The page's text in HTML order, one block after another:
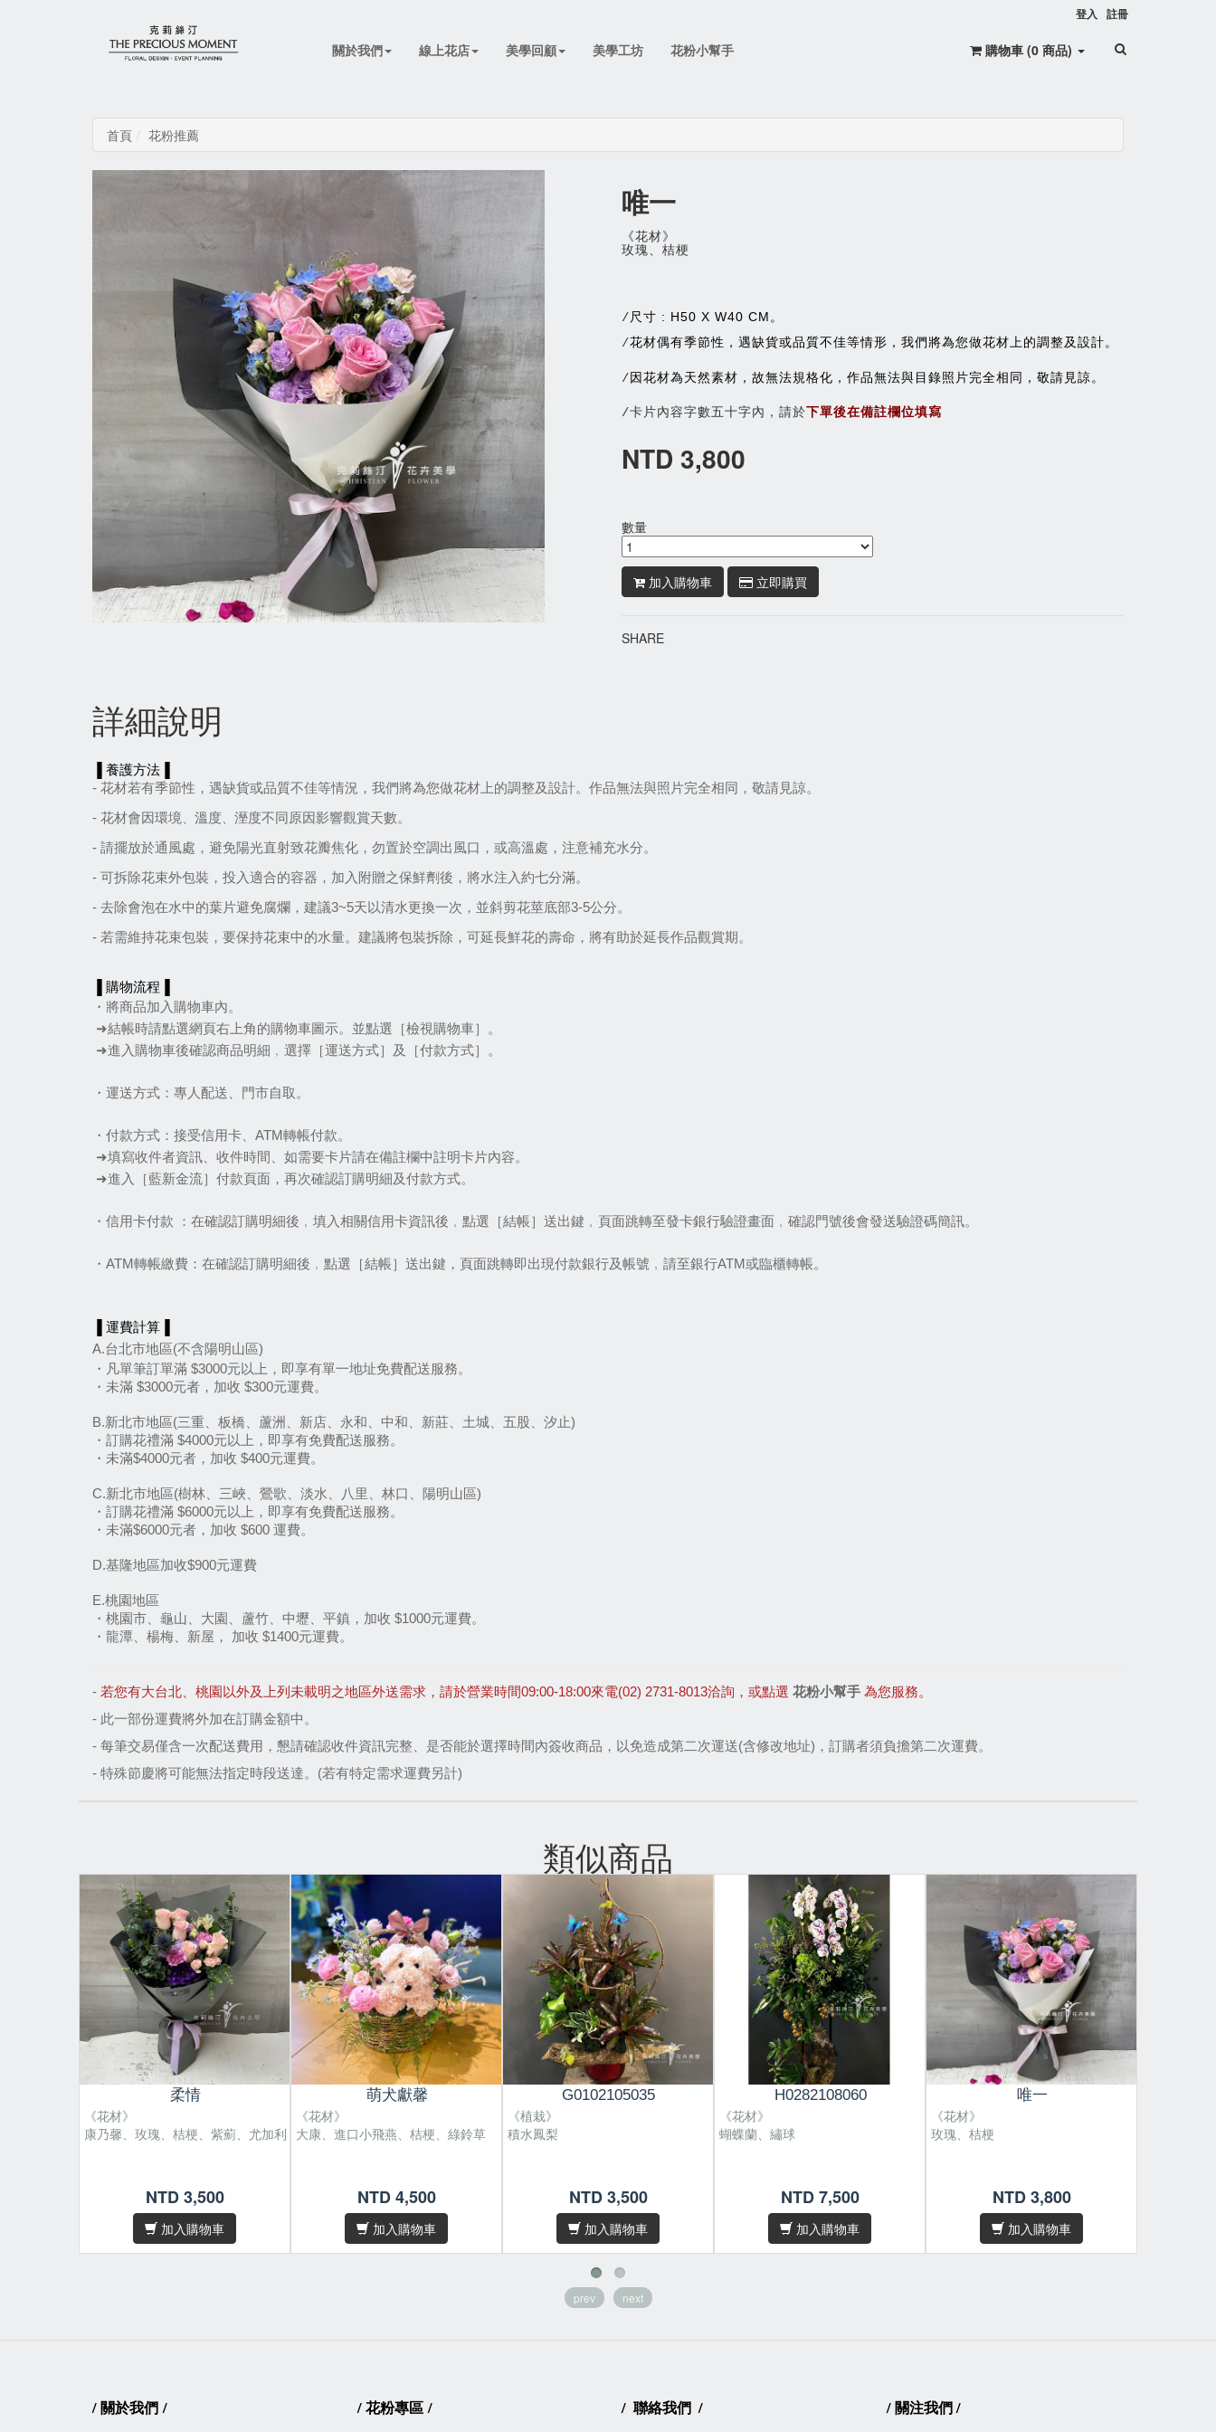
登入 註冊
關於我們 線上花店 美學回顧 美學工坊 花粉小幫手 購物車 (0 商品)
首頁 花粉推薦
唯一
《花材》
玫瑰、桔梗
/尺寸 : H50 X W40 CM。
/花材偶有季節性，遇缺貨或品質不佳等情形，我們將為您做花材上的調整及設計。
/因花材為天然素材，故無法規格化，作品無法與目錄照片完全相同，敬請見諒。
/卡片內容字數五十字內，請於下單後在備註欄位填寫
NTD 3,800
數量
加入購物車 立即購買
SHARE
詳細說明
▐ 養護方法▐
- 花材若有季節性，遇缺貨或品質不佳等情況，我們將為您做花材上的調整及設計。作品無法與照片完全相同，敬請見諒。
- 花材會因環境 溫度 溼度不同原因影響觀賞天數。
- 請擺放於通風處，避免陽光直射致花瓣焦化，勿置於空調出風口，或高溫處，注意補充水分。
- 可拆除花束外包裝，投入適合的容器，加入附贈之保鮮劑後，將水注入約七分滿。
- 去除會泡在水中的葉片避免腐爛，建議3~5天以清水更換一次，並斜剪花莖底部3-5公分。
- 若需維持花束包裝，要保持花束中的水量。建議將包裝拆除，可延長鮮花的壽命，將有助於延長作品觀賞期。
▐ 購物流程▐
・將商品加入購物車內。
➜結帳時請點選網頁右上角的購物車圖示。並點選［檢視購物車］。
➜進入購物車後確認商品明細﹐選擇［運送方式］及［付款方式］。
・運送方式：專人配送、門市自取。
・付款方式：接受信用卡、ATM轉帳付款。
➜填寫收件者資訊、收件時間、如需要卡片請在備註欄中註明卡片內容。
➜進入［藍新金流］付款頁面，再次確認訂購明細及付款方式。
・信用卡付款 ：在確認訂購明細後﹐填入相關信用卡資訊後﹐點選［結帳］送出鍵﹐頁面跳轉至發卡銀行驗證畫面﹐確認門號後會發送驗證碼簡訊。
・ATM轉帳繳費：在確認訂購明細後﹐點選［結帳］送出鍵，頁面跳轉即出現付款銀行及帳號﹐請至銀行ATM或臨櫃轉帳。
▐ 運費計算▐
A.台北市地區(不含陽明山區)
・凡單筆訂單滿 $3000元以上，即享有單一地址免費配送服務。
・未滿 $3000元者，加收 $300元運費。
B.新北市地區(三重、板橋、蘆洲、新店、永和、中和、新莊、土城、五股、汐止)
・訂購花禮滿 $4000元以上，即享有免費配送服務。
・未滿$4000元者，加收 $400元運費。
C.新北市地區(樹林、三峽、鶯歌、淡水、八里、林口、陽明山區)
・訂購花禮滿 $6000元以上，即享有免費配送服務。
・未滿$6000元者，加收 $600 運費。
D.基隆地區加收$900元運費
E.桃園地區
・桃園市、龜山、大園、蘆竹、中壢、平鎮，加收 $1000元運費。
・龍潭、楊梅、新屋， 加收 $1400元運費。
- 若您有大台北、桃園以外及上列未載明之地區外送需求，請於營業時間09:00-18:00來電(02) 2731-8013洽詢，或點選 花粉小幫手 為您服務。
- 此一部份運費將外加在訂購金額中。
- 每筆交易僅含一次配送費用，懇請確認收件資訊完整、是否能於選擇時間內簽收商品，以免造成第二次運送(含修改地址)，訂購者須負擔第二次運費。
- 特殊節慶將可能無法指定時段送達。(若有特定需求運費另計)
類似商品
柔情
《花材》
康乃馨、玫瑰、桔梗、紫薊、尤加利
花材偶有季節性，遇缺貨或品質不
佳等情形，我們將為您做花材上的
調整及設計。
NTD 3,500
加入購物車
萌犬獻馨
《花材》
大康、進口小飛燕、桔梗、綠鈴草
花材偶有季節性，遇缺貨或品質不
佳等情形，我們將為您做花材上的
調整及設計。
NTD 4,500
加入購物車
G0102105035
《植栽》
積水鳳梨
NTD 3,500
加入購物車
H0282108060
《花材》
蝴蝶蘭、繡球
NTD 7,500
加入購物車
唯一
《花材》
玫瑰、桔梗
花材偶有季節性，遇缺貨或品質不
佳等情形，我們將為您做花材上的
調整及設計。
NTD 3,800
加入購物車
prev next
/關於我們/ /花粉專區/ / 聯絡我們 / /關注我們/